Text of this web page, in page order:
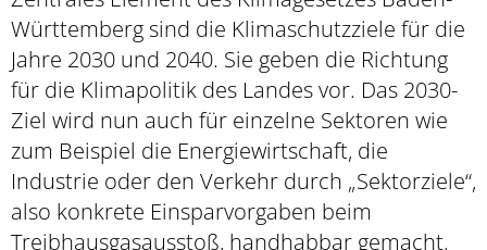
Württemberg sind die Klimaschutzziele für die
Jahre 2030 und 2040. Sie geben die Richtung
für die Klimapolitik des Landes vor. Das 2030-
Ziel wird nun auch für einzelne Sektoren wie
zum Beispiel die Energiewirtschaft, die
Industrie oder den Verkehr durch „Sektorziele“,
also konkrete Einsparvorgaben beim
Treibhausgasausstoß, handhabbar gemacht.